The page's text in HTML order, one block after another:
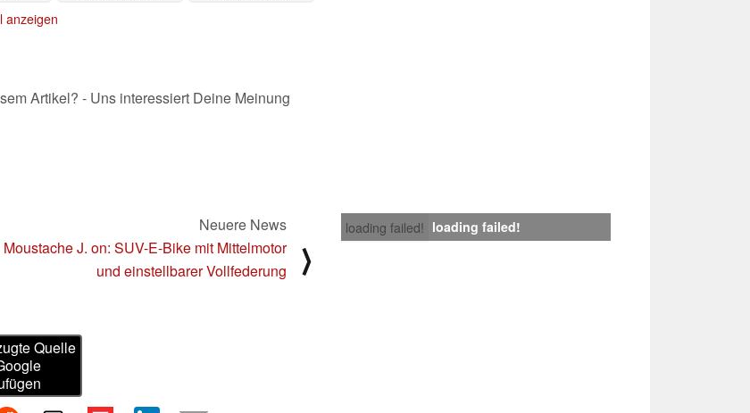
anzeigen
Artikel? - Uns interessiert Deine Meinung
loading failed! loading failed!
Neuere News
Moustache J. on: SUV-E-Bike mit Mittelmotor
und einstellbarer Vollfederung
⟩
Quelle